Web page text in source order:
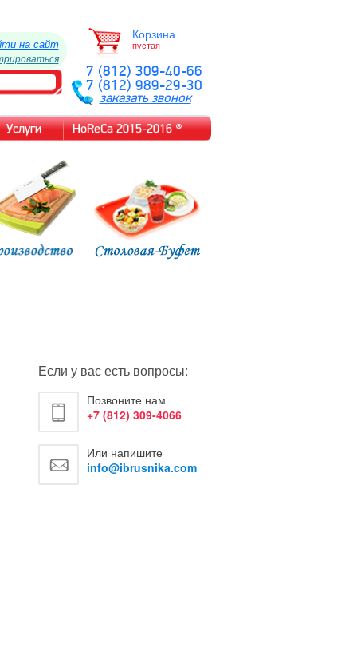
на сайт
Корзина
пустая
7 (812) 309-40-66
7 (812) 989-29-30
заказать звонок
Услуги HoReCa 2015-2016 ®
Если у вас есть вопросы:
Позвоните нам
+7 (812) 309-4066
Или напишите
info@ibrusnika.com